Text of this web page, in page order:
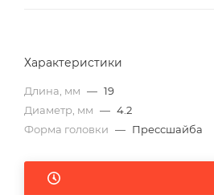
Характеристики
Длина, мм — 19
Диаметр, мм — 4.2
Форма головки — Прессшайба